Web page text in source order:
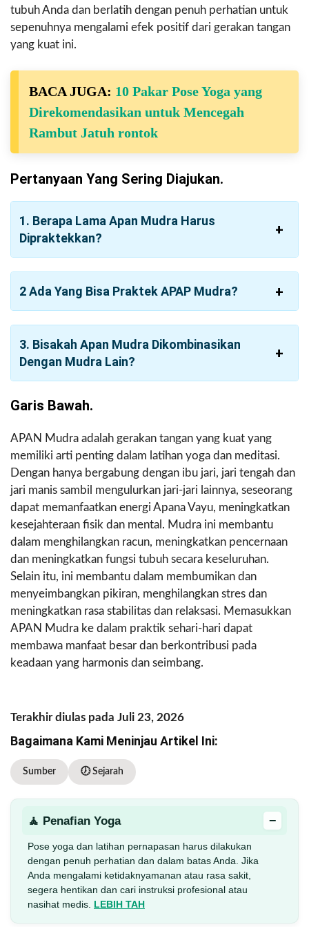
tubuh Anda dan berlatih dengan penuh perhatian untuk
sepenuhnya mengalami efek positif dari gerakan tangan
yang kuat ini.
BACA JUGA: 10 Pakar Pose Yoga yang
Direkomendasikan untuk Mencegah
Rambut Jatuh rontok
Pertanyaan Yang Sering Diajukan.
1. Berapa Lama Apan Mudra Harus
Dipraktekkan?
2 Ada Yang Bisa Praktek APAP Mudra?
3. Bisakah Apan Mudra Dikombinasikan
Dengan Mudra Lain?
Garis Bawah.
APAN Mudra adalah gerakan tangan yang kuat yang
memiliki arti penting dalam latihan yoga dan meditasi.
Dengan hanya bergabung dengan ibu jari, jari tengah dan
jari manis sambil mengulurkan jari-jari lainnya, seseorang
dapat memanfaatkan energi Apana Vayu, meningkatkan
kesejahteraan fisik dan mental. Mudra ini membantu
dalam menghilangkan racun, meningkatkan pencernaan
dan meningkatkan fungsi tubuh secara keseluruhan.
Selain itu, ini membantu dalam membumikan dan
menyeimbangkan pikiran, menghilangkan stres dan
meningkatkan rasa stabilitas dan relaksasi. Memasukkan
APAN Mudra ke dalam praktik sehari-hari dapat
membawa manfaat besar dan berkontribusi pada
keadaan yang harmonis dan seimbang.
Terakhir diulas pada Juli 23, 2026
Bagaimana Kami Meninjau Artikel Ini:
Sumber 🕖 Sejarah
🧘 Penafian Yoga −
Pose yoga dan latihan pernapasan harus dilakukan
dengan penuh perhatian dan dalam batas Anda. Jika
Anda mengalami ketidaknyamanan atau rasa sakit,
segera hentikan dan cari instruksi profesional atau
nasihat medis. LEBIH TAH